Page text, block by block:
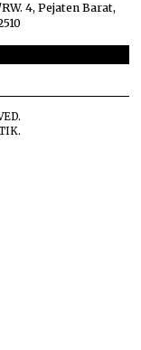
4, Pejaten Barat,
.